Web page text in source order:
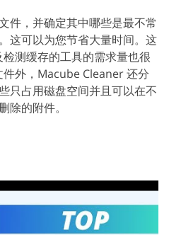
件，并确定其中哪些是最不常
这可以为您节省大量时间。这
检测缓存的工具的需求量也很
外，Macube Cleaner 还分
只占用磁盘空间并且可以在不
除的附件。